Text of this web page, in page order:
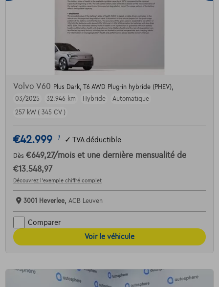
Volvo V60 Plus Dark, T6 AWD Plug-in hybride (PHEV),
03/2025
32.946 km Hybride
Automatique
257 kW ( 345 CV )
€42.999 1 ✓ TVA déductible
Dès €649,27/mois et une dernière mensualité de
€13.548,97
Découvrez l’exemple chiffré complet
3001 Heverlee, ACB Leuven
Comparer
Voir le véhicule